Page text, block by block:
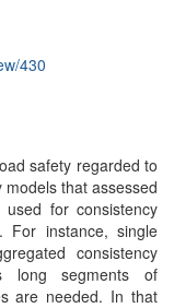
430
safety regarded to
that assessed
for consistency
For instance, single
consistency
long segments of
are needed. In that